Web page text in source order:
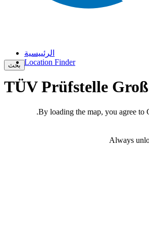
بحث
الرئييسية
Location Finder
TÜV Prüfstelle
By loading the map, you agree to
Always